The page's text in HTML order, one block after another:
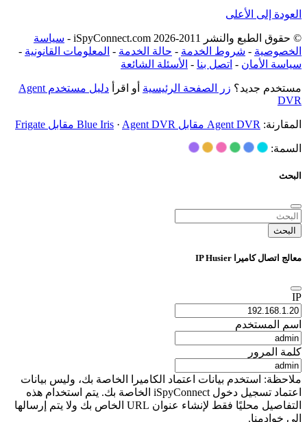
العودة إلى الأعلى
© حقوق الطبع والنشر 2011-2026 iSpyConnect.com -
سياسة
الخصوصية - شروط الخدمة - حالة الخدمة - المعلومات القانونية -
سياسة الأمان - اتصل بنا - الأسئلة الشائعة
مستخدم جديد؟ زر الصفحة الرئيسية أو اقرأ
دليل مستخدم Agent
DVR
المقارنة: Agent DVR مقابل Blue Iris · Agent DVR مقابل Frigate
السمة:
البحث
البحث
معالج اتصال كاميرا IP Husier
IP
اسم المستخدم
كلمة المرور
ملاحظة: استخدم بيانات اعتماد الكاميرا الخاصة بك، وليس بيانات
اعتماد تسجيل دخول iSpyConnect الخاصة بك. يتم استخدام هذه
التفاصيل محليًا فقط لإنشاء عنوان URL الخاص بك ولا يتم إرسالها
إلى خوادمنا.